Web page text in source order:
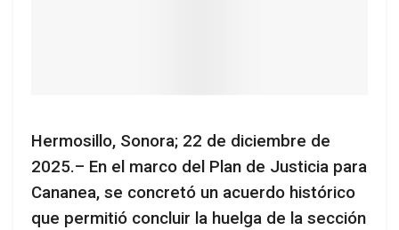
Hermosillo, Sonora; 22 de diciembre de
2025.– En el marco del Plan de Justicia para
Cananea, se concretó un acuerdo histórico
que permitió concluir la huelga de la sección